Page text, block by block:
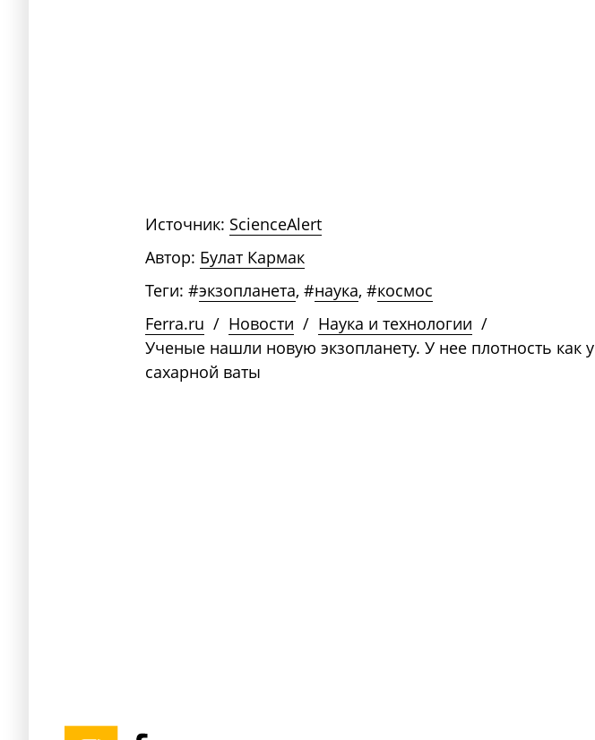
Источник: ScienceAlert
Автор: Булат Кармак
Теги: #экзопланета, #наука, #космос
Ferra.ru / Новости / Наука и технологии /
Ученые нашли новую экзопланету. У нее плотность как у
сахарной ваты